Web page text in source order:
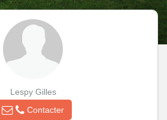
Lespy Gilles
Contacter